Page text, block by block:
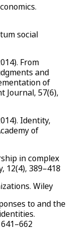
social
From
and
of
Journal, 57(6),
Identity,
of
in complex
12(4), 389–418
Wiley
to and the